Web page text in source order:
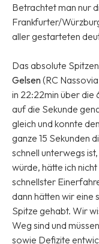
Betrachtet man nur
Frankfurter/
aller gestarteten
Das absolute
Gelsen(RC
in 22:22min über die
auf die Sekunde
gleich und konnte
ganze 15 Sekunden
schnell unterwegs
würde, hätte ich
schnellster
dann hätten wir eine
Spitze gehabt. Wir
Weg sind und
sowie Defizite